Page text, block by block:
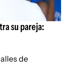
su pareja: